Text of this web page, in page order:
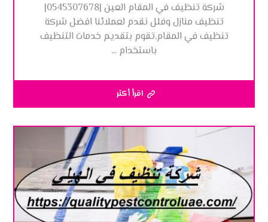
شركة تنظيف في المقام العين |0545307678|
تنظيف منازل وفلل نقدم لعملائنا افضل شركة
تنظيف في المقام,تقوم بتقديم خدمات التنظيف
باستخدام ...
اقرأ أكثر